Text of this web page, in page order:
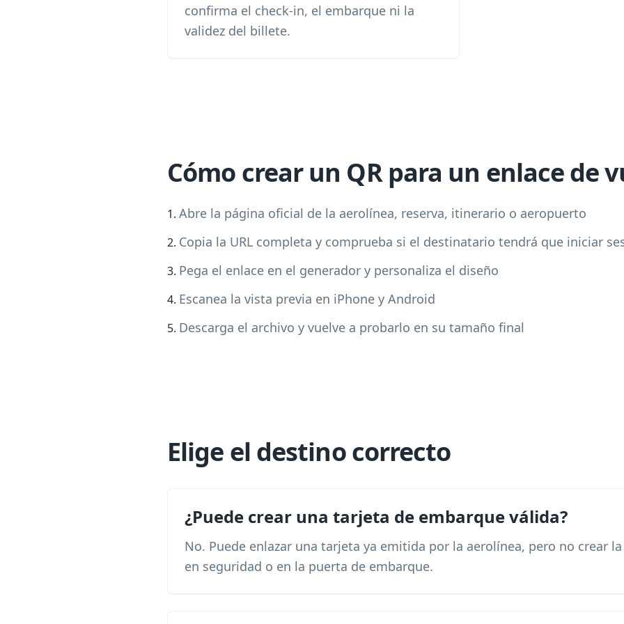
confirma el check-in, el embarque ni la
validez del billete.
Cómo crear un QR para un enlace de
Abre la página oficial de la aerolínea, reserva, itinerario o aeropuerto
Copia la URL completa y comprueba si el destinatario tendrá que iniciar
Pega el enlace en el generador y personaliza el diseño
Escanea la vista previa en iPhone y Android
Descarga el archivo y vuelve a probarlo en su tamaño final
Elige el destino correcto
¿Puede crear una tarjeta de embarque válida?
No. Puede enlazar una tarjeta ya emitida por la aerolínea, pero no crear
en seguridad o en la puerta de embarque.